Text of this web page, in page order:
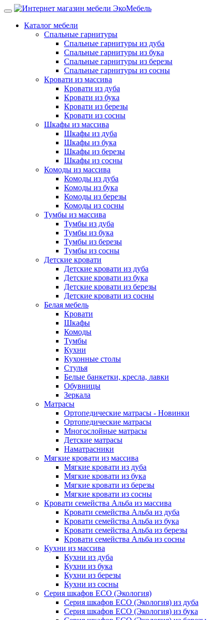
Каталог мебели
Спальные гарнитуры
Спальные гарнитуры из дуба
Спальные гарнитуры из бука
Спальные гарнитуры из березы
Спальные гарнитуры из сосны
Кровати из массива
Кровати из дуба
Кровати из бука
Кровати из березы
Кровати из сосны
Шкафы из массива
Шкафы из дуба
Шкафы из бука
Шкафы из березы
Шкафы из сосны
Комоды из массива
Комоды из дуба
Комоды из бука
Комоды из березы
Комоды из сосны
Тумбы из массива
Тумбы из дуба
Тумбы из бука
Тумбы из березы
Тумбы из сосны
Детские кровати
Детские кровати из дуба
Детские кровати из бука
Детские кровати из березы
Детские кровати из сосны
Белая мебель
Кровати
Шкафы
Комоды
Тумбы
Кухни
Кухонные столы
Стулья
Белые банкетки, кресла, лавки
Обувницы
Зеркала
Матрасы
Ортопедические матрасы - Новинки
Ортопедические матрасы
Многослойные матрасы
Детские матрасы
Наматрасники
Мягкие кровати из массива
Мягкие кровати из дуба
Мягкие кровати из бука
Мягкие кровати из березы
Мягкие кровати из сосны
Кровати семейства Альба из массива
Кровати семейства Альба из дуба
Кровати семейства Альба из бука
Кровати семейства Альба из березы
Кровати семейства Альба из сосны
Кухни из массива
Кухни из дуба
Кухни из бука
Кухни из березы
Кухни из сосны
Серия шкафов ECO (Экология)
Серия шкафов ECO (Экология) из дуба
Серия шкафов ECO (Экология) из бука